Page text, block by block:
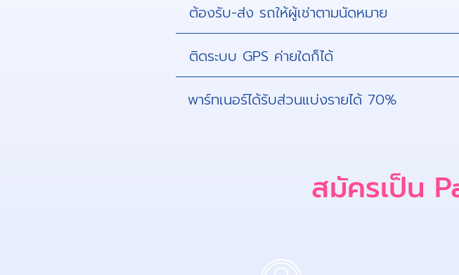
ต้องรับ-ส่ง รถให้ผู้เช่าตามนัดหมาย
ติดระบบ GPS ค่ายใดก็ได้
พาร์ทเนอร์ได้รับส่วนแบ่งรายได้ 70%
สมัครเป็น